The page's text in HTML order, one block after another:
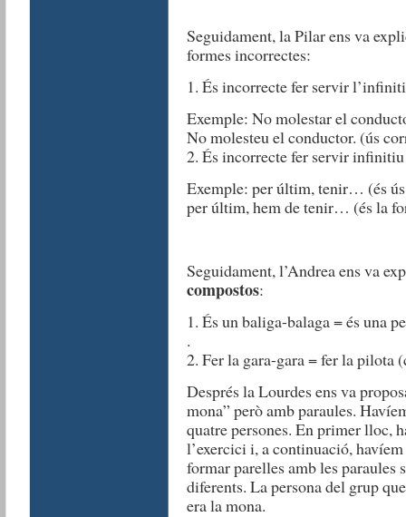
Seguidament, la Pilar ens va
formes incorrectes:
1. És incorrecte fer servir
Exemple: No molestar el
No molesteu el conductor. (ús
2. És incorrecte fer servir
Exemple: per últim, tenir… (és
per últim, hem de tenir… (és la
Seguidament, l’Andrea ens va
compostos:
1. És un baliga-balaga = és una
.
2. Fer la gara-gara = fer la pilota
Després la Lourdes ens va
mona” però amb paraules.
quatre persones. En primer lloc,
l’exercici i, a continuació,
formar parelles amb les paraules
diferents. La persona del grup
era la mona.